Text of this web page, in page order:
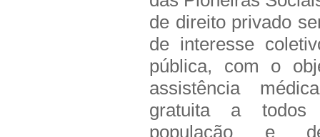
de direito privado
de interesse
pública, com o
assistência
gratuita a
população e